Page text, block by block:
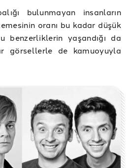
bulunmayan insanların
oranı bu kadar düşük
yaşandığı da
görsellerle de kamuoyuyla